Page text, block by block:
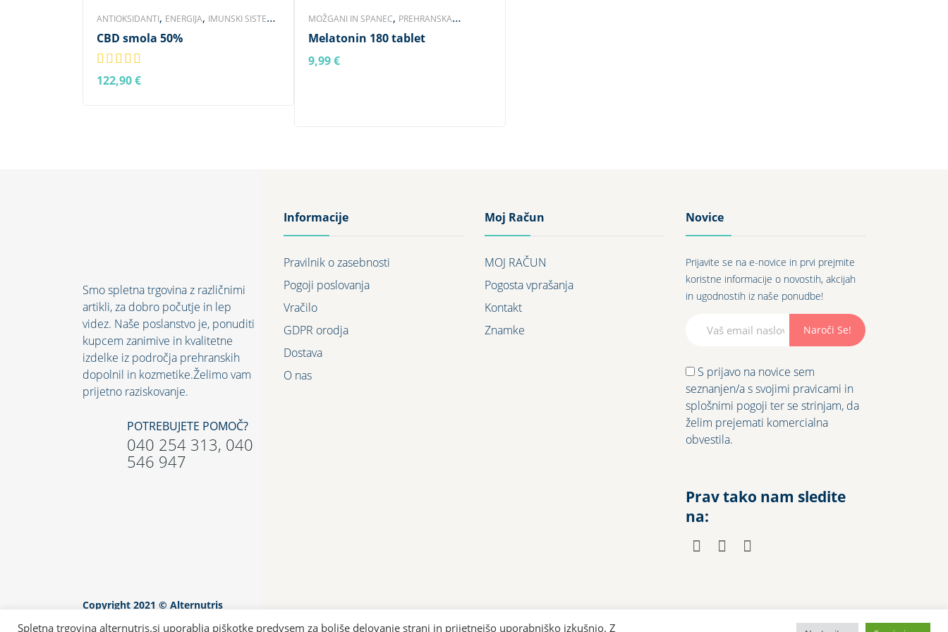
ANTIOKSIDANTI, ENERGIJA, IMUNSKI SISTEM,
KONOPLJINI IZDELKI,KOŽA IN STOPALA
MOŽGANI IN SPANEC
PREBAVA IN RAZSTRUPLJANJE
CBD smola 50%
122,90€
V KOŠARICO
MOŽGANI IN SPANEC, PREHRANSKA
DOPOLNILA,ZNAMKA OSTROVIT
Melatonin 180 tablet
9,99€
BERI DALJE
Smo spletna trgovina z različnimi
artikli, za dobro počutje in lep
videz. Naše poslanstvo je, ponuditi
kupcem zanimive in kvalitetne
izdelke iz področja prehranskih
dopolnil in kozmetike.Želimo vam
prijetno raziskovanje.
POTREBUJETE POMOČ?
040 254 313, 040
546 947
Informacije
Pravilnik o zasebnosti
Pogoji poslovanja
Vračilo
GDPR orodja
Dostava
O nas
Moj Račun
MOJ RAČUN
Pogosta vprašanja
Kontakt
Znamke
Novice
Prijavite se na e-novice in prvi prejmite
koristne informacije o novostih, akcijah
in ugodnostih iz naše ponudbe!
Naroči Se!
S prijavo na novice sem
seznanjen/a s svojimi pravicami in
splošnimi pogoji ter se strinjam, da
želim prejemati komercialna
obvestila.
Prav tako nam sledite
na:
Copyright 2021 © Alternutris
Spletna trgovina alternutris.si uporablja piškotke predvsem za boljše delovanje strani in prijetnejšo uporabniško izkušnjo. Z